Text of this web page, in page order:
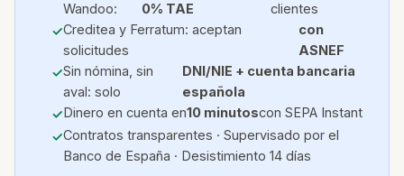
Wandoo:
0% TAE
clientes
Creditea y Ferratum: aceptan
solicitudes
con
ASNEF
Sin nómina, sin
aval: solo
DNI/NIE + cuenta bancaria
española
Dinero en cuenta en10 minutoscon SEPA Instant
Contratos transparentes · Supervisado por el
Banco de España · Desistimiento 14 días